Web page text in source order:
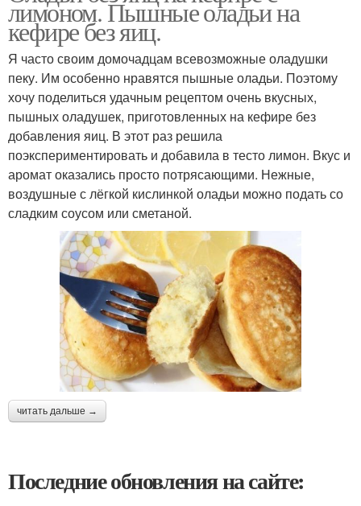
лимоном. Пышные оладьи на
кефире без яиц.
Я часто своим домочадцам всевозможные оладушки
пеку. Им особенно нравятся пышные оладьи. Поэтому
хочу поделиться удачным рецептом очень вкусных,
пышных оладушек, приготовленных на кефире без
добавления яиц. В этот раз решила
поэкспериментировать и добавила в тесто лимон. Вкус и
аромат оказались просто потрясающими. Нежные,
воздушные с лёгкой кислинкой оладьи можно подать со
сладким соусом или сметаной.
читать дальше →
Последние обновления на сайте: